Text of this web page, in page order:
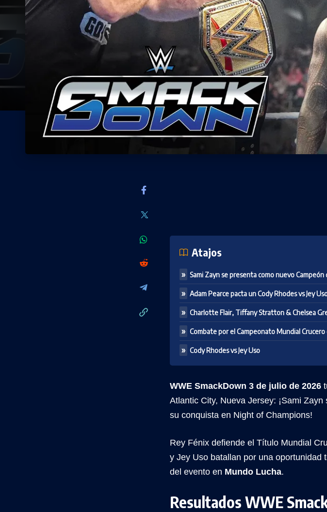
Atajos
Sami Zayn se presenta como nuevo
Adam Pearce pacta un Cody Rhodes vs Jey
Charlotte Flair, Tiffany Stratton & Chelsea
Combate por el Campeonato Mundial
Cody Rhodes vs Jey Uso
WWE SmackDown 3 de julio de 2026
Atlantic City, Nueva Jersey: ¡Sami
su conquista en Night of Champions!
Rey Fénix defiende el Título Mundial
y Jey Uso batallan por una oportunidad
del evento en Mundo Lucha.
Resultados WWE